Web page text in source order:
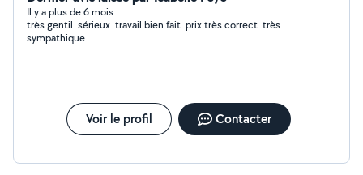
repassage.
Il y a plus de 6 mois
très gentil. sérieux. travail bien fait. prix très correct. très
sympathique.
Voir le profil Contacter